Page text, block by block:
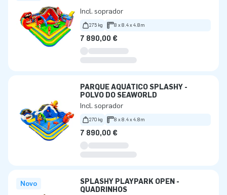
Incl. soprador
275 kg 8 x 8.4 x 4.8m
7 890,00 €
PARQUE AQUÁTICO SPLASHY -
POLVO DO SEAWORLD
Incl. soprador
270 kg 8 x 8.4 x 4.8m
7 890,00 €
Novo
SPLASHY PLAYPARK OPEN -
QUADRINHOS